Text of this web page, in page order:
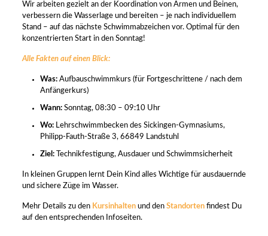
Wir arbeiten gezielt an der Koordination von Armen und Beinen,
verbessern die Wasserlage und bereiten – je nach individuellem
Stand – auf das nächste Schwimmabzeichen vor. Optimal für den
konzentrierten Start in den Sonntag!
Alle Fakten auf einen Blick:
Was:Aufbauschwimmkurs (für Fortgeschrittene / nach dem
Anfängerkurs)
Wann:Sonntag, 08:30 – 09:10 Uhr
Wo:Lehrschwimmbecken des Sickingen-Gymnasiums,
Philipp-Fauth-Straße 3, 66849 Landstuhl
Ziel:Technikfestigung, Ausdauer und Schwimmsicherheit
In kleinen Gruppen lernt Dein Kind alles Wichtige für ausdauernde
und sichere Züge im Wasser.
Mehr Details zu den Kursinhaltenund den Standortenfindest Du
auf den entsprechenden Infoseiten.